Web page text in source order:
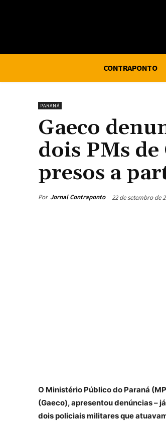
CONTRAPONTO
PARANÁ
Gaeco
dois PMs
presos a
Por Jornal Contraponto 22 de setembro de
O Ministério Público do Paraná
(Gaeco), apresentou denúncias –
dois policiais militares que